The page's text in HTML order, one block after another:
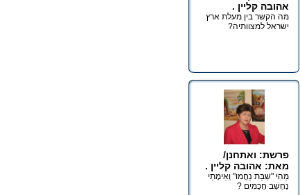
אהובה קליין .
מה הקשר בין מעלת ארץ
ישראל למצוותיה?
פרשת: ואתחנן/
מאת: אהובה קליין .
מַהִי "שַׁבַּת נַחֲמוּ" וְאֵימָתַי
נֵחָשֵׁב חֲכָמִים ?